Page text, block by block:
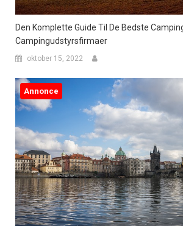
Den Komplette Guide Til De Bedste
Campingudstyrsfirmaer
oktober 15, 2022
Annonce